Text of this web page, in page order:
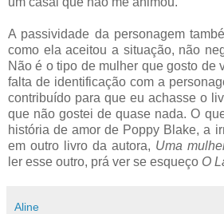
A passividade da personagem
como ela aceitou a situação, não
Não é o tipo de mulher que gosto de
falta de identificação com a
contribuído para que eu achasse o
que não gostei de quase nada. O
história de amor de Poppy Blake, a
em outro livro da autora, Uma
ler esse outro, prá ver se esqueço O
Aline